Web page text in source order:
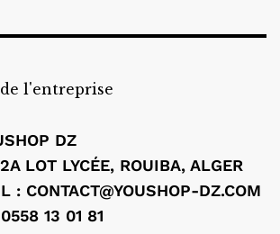
l'entreprise
DZ
LOT LYCÉE, ROUIBA, ALGER
: CONTACT@YOUSHOP-DZ.COM
13 01 81